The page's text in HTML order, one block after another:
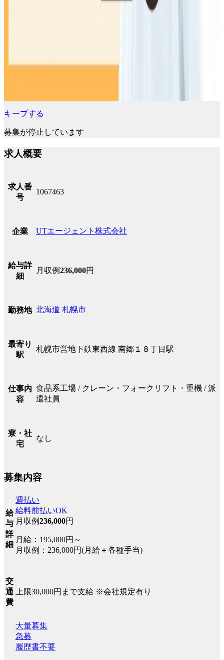
キープする
募集が停止しています
求人概要
求人番
号
1067463
企業 UTエージェント株式会社
給与詳
細
月収例236,000円
勤務地 北海道 札幌市
最寄り
駅
札幌市営地下鉄東西線 南郷１８丁目駅
仕事内
容
食品系工場 / クレーン・フォークリフト・重機 / 派
遣社員
寮・社
宅
なし
募集内容
給
与
詳
細
週払い
給料前払いOK
月収例236,000円
月給：195,000円～
月収例：236,000円(月給＋各種手当)
交
通
費
上限30,000円まで支給 ※会社規定有り
大量募集
急募
履歴書不要